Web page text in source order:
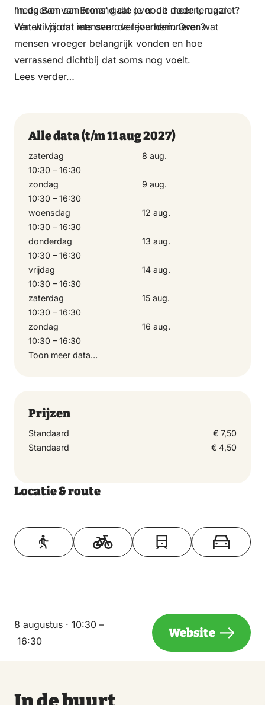
meegeven aan iemand die je nooit meer terugziet?
Wat wil jij dat mensen over jou herinneren?
‘In de Ban van Brons’ gaat over de doden, maar
vertelt vooral iets over de levenden. Over wat
mensen vroeger belangrijk vonden en hoe
verrassend dichtbij dat soms nog voelt.
Lees verder…
Alle data(t/m 11 aug 2027)
zaterdag
8 aug.
10:30 – 16:30
zondag
9 aug.
10:30 – 16:30
woensdag
12 aug.
10:30 – 16:30
donderdag
13 aug.
10:30 – 16:30
vrijdag
14 aug.
10:30 – 16:30
zaterdag
15 aug.
10:30 – 16:30
zondag
16 aug.
10:30 – 16:30
Toon meer data…
Prijzen
Standaard
€ 7,50
Standaard
€ 4,50
Locatie & route
Toon op kaart
8 augustus · 10:30 –
16:30
Website
10:30 – 16:30
vrijdag
25 december 2026
10:30 – 16:30
26 december 2026
10:30 – 16:30
dinsdag
29 december 2026
10:30 – 16:30
woensdag
30 december 2026
10:30 – 16:30
donderdag
31 december 2026
vrijdag
1 januari 2027
10:30 – 16:30
zaterdag
10:30 – 16:30
10:30 – 16:30
woensdag